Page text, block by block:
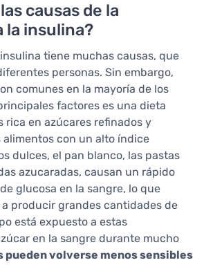
causas de la
la insulina?
tiene muchas causas, que
personas. Sin embargo,
comunes en la mayoría de los
factores es una dieta
rica en azúcares refinados y
alimentos con un alto índice
dulces, el pan blanco, las pastas
azucaradas, causan un rápido
glucosa en la sangre, lo que
producir grandes cantidades de
está expuesto a estas
en la sangre durante mucho
pueden volverse menos sensibles